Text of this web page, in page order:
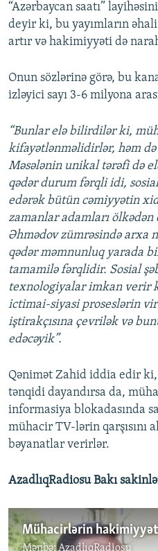
“Azərbaycan saatı”
deyir ki, bu yayımların
artır və hakimiyyəti də
Onun sözlərinə görə, bu
izləyici sayı 3-6 milyona
“Bunlar elə bilirdilər ki,
kifayətlənməlidirlər, həm də
Məsələnin unikal tərəfi də
qədər durum fərqli idi,
edərək bütün cəmiyyətin
zamanlar adamları
Əhmədov zümrəsində arxa
qədər məmnunluq yarada
tamamilə fərqlidir. Sosial
texnologiyalar imkan verir
ictimai-siyasi proseslərin
iştirakçısına çevrilək və
edəcəyik”.
Qənimət Zahid iddia edir
tənqidi dayandırsa da,
informasiya blokadasında
mühacir TV-lərin qarşısını
bəyanatlar verirlər.
AzadlıqRadiosu Bakı
Mənbə:AzadlıqRadiosu